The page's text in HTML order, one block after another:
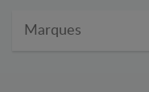
Marques